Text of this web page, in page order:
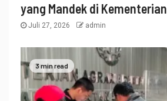
yang Mandek di Kementerian
Juli 27, 2026 admin
3 min read